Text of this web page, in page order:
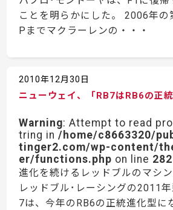
ことを明らかにした。 2006年の
Pまでマクラーレンの・・・
2010年12月30日
ニューウェイ、「RB7はRB6の正統
Warning: Attempt to read
tring in/home/c8663320/
tinger2.com/wp-content/
er/functions.php on line 282
進化を続けるレッドブルのマシン
レッドブル･レーシングの2011
7は、今年のRB6の正統進化型に